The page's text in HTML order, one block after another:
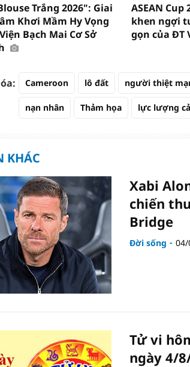
Trắng 2026": Giai
Khơi Mầm Hy Vọng
Bạch Mai Cơ Sở
ASEAN Cup
khen ngợi
gọn của ĐT
Cameroon lô đất người thiệt
nạn nhân Thảm họa lực lượng
KHÁC
Xabi
chiến
Bridge
Đời sống 04/
Tử vi
ngày 4/